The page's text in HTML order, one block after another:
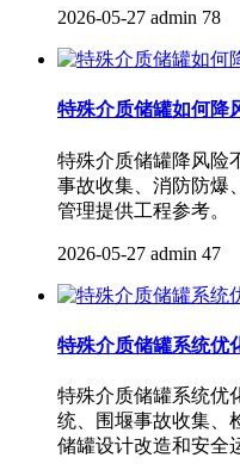
2026-05-27 admin 78
特殊介质储罐如何降
特殊介质储罐降风险
事故收集、消防防爆
管理提供工程参考。
2026-05-27 admin 47
特殊介质储罐系统优
特殊介质储罐系统优
统、围堰事故收集、
储罐设计改造和安全